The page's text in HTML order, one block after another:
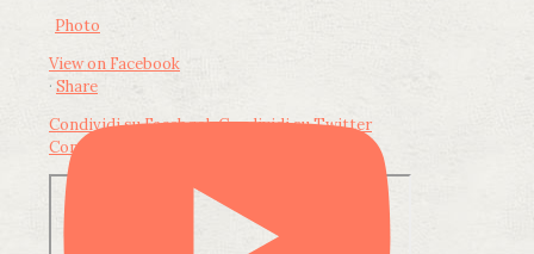
Photo
View on Facebook
· Share
Condividi su FacebookCondividi su Twitter
Condividi su LinkedIn